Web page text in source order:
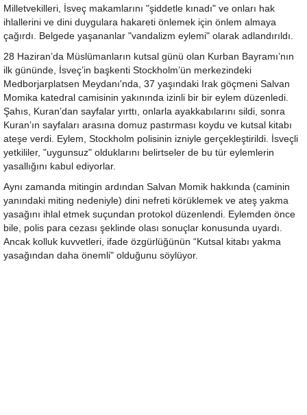
Milletvekilleri, İsveç makamlarını "şiddetle kınadı" ve onları hak
ihlallerini ve dini duygulara hakareti önlemek için önlem almaya
çağırdı. Belgede yaşananlar "vandalizm eylemi" olarak adlandırıldı.
28 Haziran’da Müslümanların kutsal günü olan Kurban Bayramı’nın
ilk gününde, İsveç’in başkenti Stockholm’ün merkezindeki
Medborjarplatsen Meydanı'nda, 37 yaşındaki Irak göçmeni Salvan
Momika katedral camisinin yakınında izinli bir bir eylem düzenledi.
Şahıs, Kuran’dan sayfalar yırttı, onlarla ayakkabılarını sildi, sonra
Kuran’ın sayfaları arasına domuz pastırması koydu ve kutsal kitabı
ateşe verdi. Eylem, Stockholm polisinin izniyle gerçekleştirildi. İsveçli
yetkililer, "uygunsuz" olduklarını belirtseler de bu tür eylemlerin
yasallığını kabul ediyorlar.
Aynı zamanda mitingin ardından Salvan Momik hakkında (caminin
yanındaki miting nedeniyle) dini nefreti körüklemek ve ateş yakma
yasağını ihlal etmek suçundan protokol düzenlendi. Eylemden önce
bile, polis para cezası şeklinde olası sonuçlar konusunda uyardı.
Ancak kolluk kuvvetleri, ifade özgürlüğünün “Kutsal kitabı yakma
yasağından daha önemli" olduğunu söylüyor.